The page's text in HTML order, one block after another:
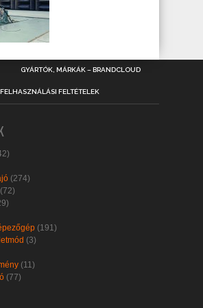
GYÁRTÓK, MÁRKÁK – BRANDCLOUD
FELHASZNÁLÁSI FELTÉTELEK
(274)
(72)
(191)
(3)
(11)
(77)